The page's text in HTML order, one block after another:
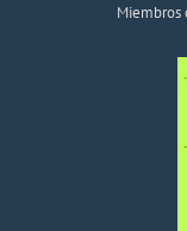
Miembros